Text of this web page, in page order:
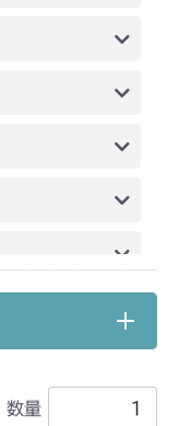
ル
ル
ル
ル
ル
クル
数量